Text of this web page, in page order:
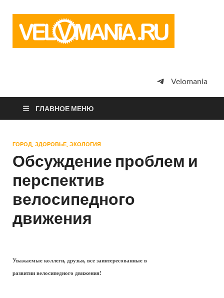
просто
Velomania
ГЛАВНОЕ МЕНЮ
ГОРОД, ЗДОРОВЬЕ, ЭКОЛОГИЯ
Обсуждение проблем и
перспектив
велосипедного
движения
Уважаемые коллеги, друзья, все заинтересованные в
развитии велосипедного движения!